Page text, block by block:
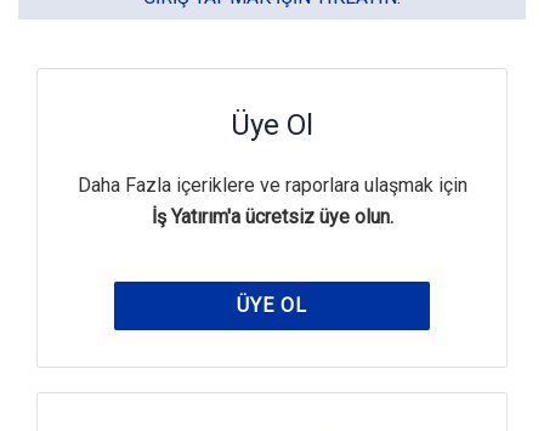
Üye Ol
Daha Fazla içeriklere ve raporlara ulaşmak için
İş Yatırım'a ücretsiz üye olun.
ÜYE OL